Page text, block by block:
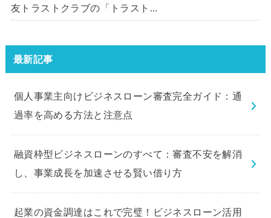
友トラストクラブの「トラストク
験してみました。
最新記事
個人事業主向けビジネスローン審査完全ガイド：通
過率を高める方法と注意点
融資枠型ビジネスローンのすべて：審査不安を解消
し、事業成長を加速させる賢い借り方
起業の資金調達はこれで完璧！ビジネスローン活用